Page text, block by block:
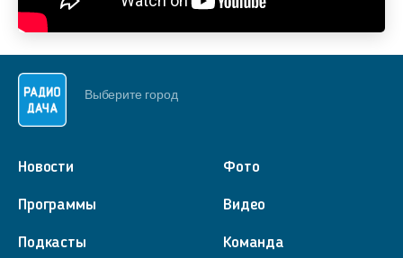
Выберите город
Новости
Программы
Подкасты
Фото
Видео
Команда